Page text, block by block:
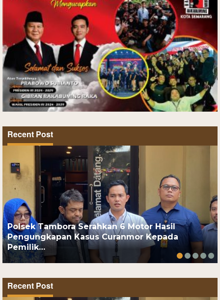
Recent Post
Polsek Tambora Serahkan 6 Motor Hasil
Pengungkapan Kasus Curanmor Kepada
Pemilik…
Recent Post